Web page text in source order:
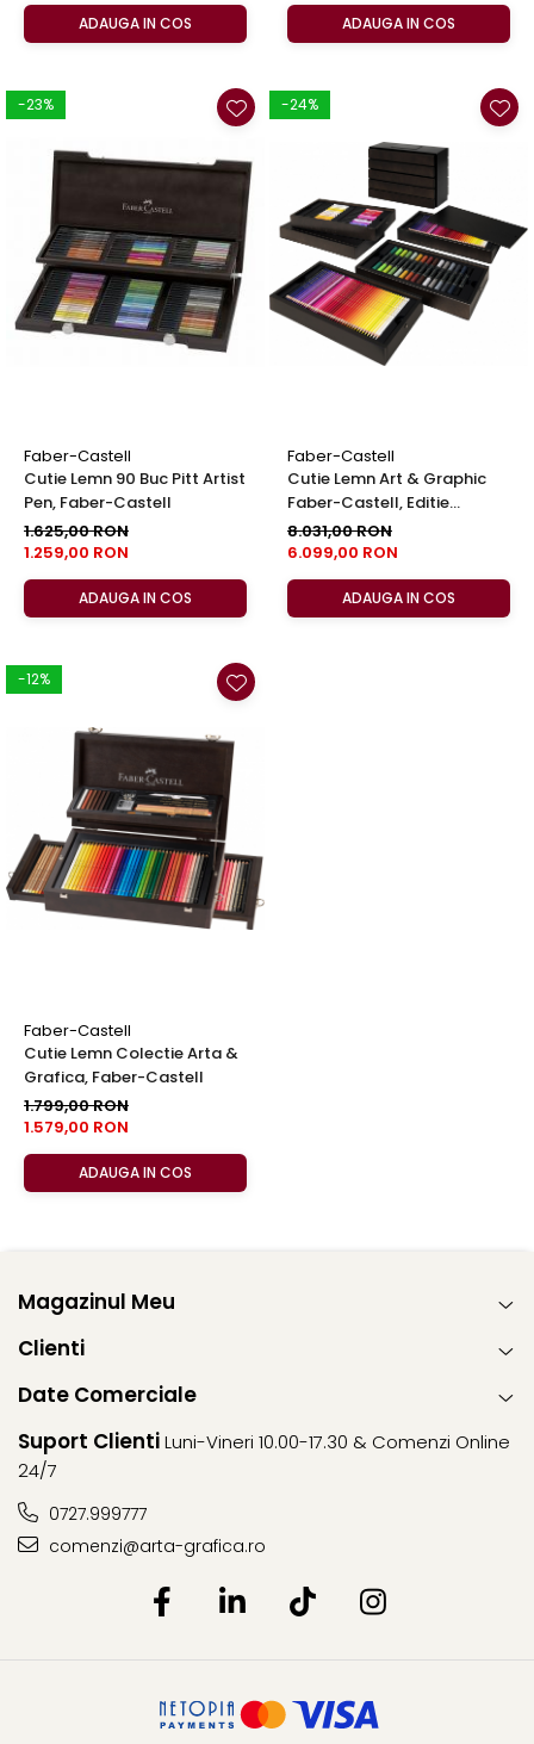
ADAUGA IN COS ADAUGA IN COS
-23%
Faber-Castell
Cutie Lemn 90 Buc Pitt Artist
Pen, Faber-Castell
1.625,00 RON
1.259,00 RON
ADAUGA IN COS
-24%
Faber-Castell
Cutie Lemn Art & Graphic
Faber-Castell, Editie
Limitata!
8.031,00 RON
6.099,00 RON
ADAUGA IN COS
-12%
Faber-Castell
Cutie Lemn Colectie Arta &
Grafica, Faber-Castell
1.799,00 RON
1.579,00 RON
ADAUGA IN COS
Magazinul Meu
Clienti
Date Comerciale
Suport ClientiLuni-Vineri 10.00-17.30 & Comenzi Online
24/7
0727.999777
comenzi@arta-grafica.ro